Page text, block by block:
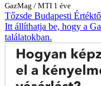
GazMag / MTI 1 éve
Tőzsde Budapesti
Itt állíthatja be, hogy a
találatokban.